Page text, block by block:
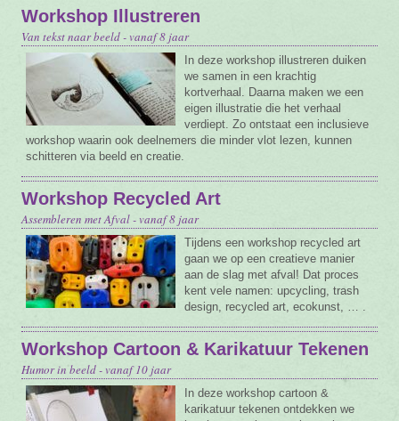
Workshop Illustreren
Van tekst naar beeld - vanaf 8 jaar
In deze workshop illustreren duiken
we samen in een krachtig
kortverhaal. Daarna maken we een
eigen illustratie die het verhaal
verdiept. Zo ontstaat een inclusieve
workshop waarin ook deelnemers die minder vlot lezen, kunnen
schitteren via beeld en creatie.
Workshop Recycled Art
Assembleren met Afval - vanaf 8 jaar
Tijdens een workshop recycled art
gaan we op een creatieve manier
aan de slag met afval! Dat proces
kent vele namen: upcycling, trash
design, recycled art, ecokunst, … .
Workshop Cartoon & Karikatuur Tekenen
Humor in beeld - vanaf 10 jaar
In deze workshop cartoon &
karikatuur tekenen ontdekken we